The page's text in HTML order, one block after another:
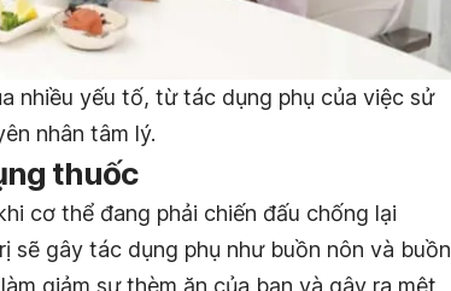
nhiều yếu tố, từ tác dụng phụ của việc sử
nhân tâm lý.
thuốc
cơ thể đang phải chiến đấu chống lại
sẽ gây tác dụng phụ như buồn nôn và buồn
giảm sự thèm ăn của bạn và gây ra mệt